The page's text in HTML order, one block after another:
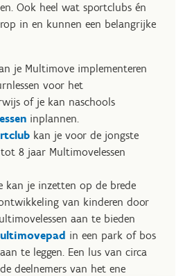
Ook heel wat sportclubs én
in en kunnen een belangrijke
je Multimove implementeren
voor het
of je kan naschools
inplannen.
kan je voor de jongste
8 jaar Multimovelessen
kan je inzetten op de brede
van kinderen door
aan te bieden
in een park of bos
te leggen. Een lus van circa
deelnemers van het ene